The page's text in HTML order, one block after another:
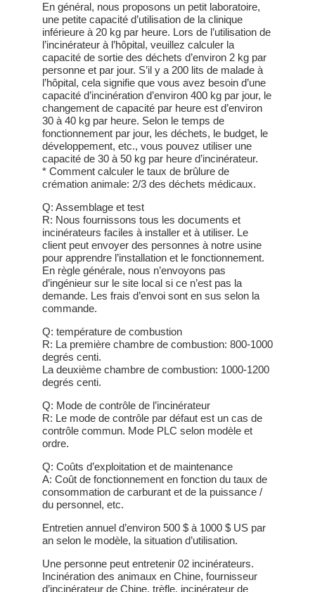
En général, nous proposons un petit laboratoire,
une petite capacité d’utilisation de la clinique
inférieure à 20 kg par heure. Lors de l’utilisation de
l’incinérateur à l’hôpital, veuillez calculer la
capacité de sortie des déchets d’environ 2 kg par
personne et par jour. S’il y a 200 lits de malade à
l’hôpital, cela signifie que vous avez besoin d’une
capacité d’incinération d’environ 400 kg par jour, le
changement de capacité par heure est d’environ
30 à 40 kg par heure. Selon le temps de
fonctionnement par jour, les déchets, le budget, le
développement, etc., vous pouvez utiliser une
capacité de 30 à 50 kg par heure d’incinérateur.
* Comment calculer le taux de brûlure de
crémation animale: 2/3 des déchets médicaux.
Q: Assemblage et test
R: Nous fournissons tous les documents et
incinérateurs faciles à installer et à utiliser. Le
client peut envoyer des personnes à notre usine
pour apprendre l’installation et le fonctionnement.
En règle générale, nous n’envoyons pas
d’ingénieur sur le site local si ce n’est pas la
demande. Les frais d’envoi sont en sus selon la
commande.
Q: température de combustion
R: La première chambre de combustion: 800-1000
degrés centi.
La deuxième chambre de combustion: 1000-1200
degrés centi.
Q: Mode de contrôle de l’incinérateur
R: Le mode de contrôle par défaut est un cas de
contrôle commun. Mode PLC selon modèle et
ordre.
Q: Coûts d’exploitation et de maintenance
A: Coût de fonctionnement en fonction du taux de
consommation de carburant et de la puissance /
du personnel, etc.
Entretien annuel d’environ 500 $ à 1000 $ US par
an selon le modèle, la situation d’utilisation.
Une personne peut entretenir 02 incinérateurs.
Incinération des animaux en Chine, fournisseur
d’incinérateur de Chine, trèfle, incinérateur de